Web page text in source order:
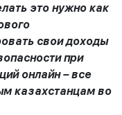
это нужно как
свои доходы
при
онлайн – все
казахстанцам во